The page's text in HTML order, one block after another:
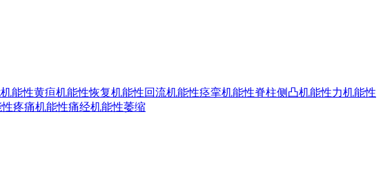
机能性黄疸机能性恢复机能性回流机能性痉挛机能性脊柱侧凸机能性力机能性
疼痛机能性痛经机能性萎缩